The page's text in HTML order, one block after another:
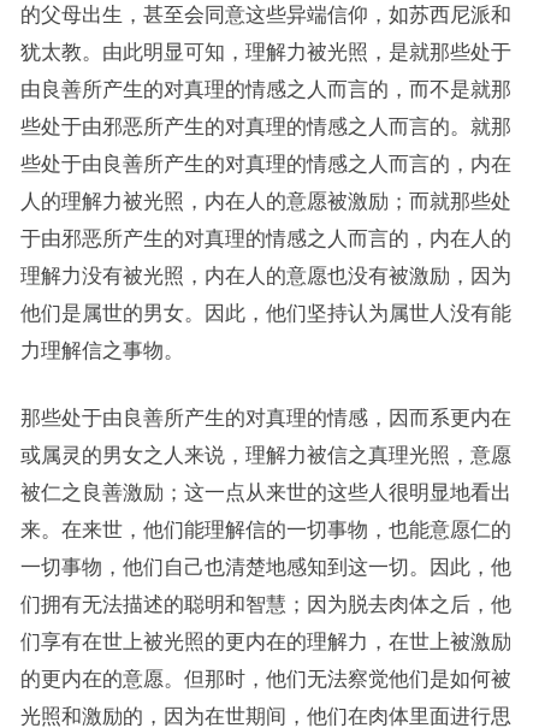
的父母出生，甚至会同意这些异端信仰，如苏西尼派和
犹太教。由此明显可知，理解力被光照，是就那些处于
由良善所产生的对真理的情感之人而言的，而不是就那
些处于由邪恶所产生的对真理的情感之人而言的。就那
些处于由良善所产生的对真理的情感之人而言的，内在
人的理解力被光照，内在人的意愿被激励；而就那些处
于由邪恶所产生的对真理的情感之人而言的，内在人的
理解力没有被光照，内在人的意愿也没有被激励，因为
他们是属世的男女。因此，他们坚持认为属世人没有能
力理解信之事物。
那些处于由良善所产生的对真理的情感，因而系更内在
或属灵的男女之人来说，理解力被信之真理光照，意愿
被仁之良善激励；这一点从来世的这些人很明显地看出
来。在来世，他们能理解信的一切事物，也能意愿仁的
一切事物，他们自己也清楚地感知到这一切。因此，他
们拥有无法描述的聪明和智慧；因为脱去肉体之后，他
们享有在世上被光照的更内在的理解力，在世上被激励
的更内在的意愿。但那时，他们无法察觉他们是如何被
光照和激励的，因为在世期间，他们在肉体里面进行思